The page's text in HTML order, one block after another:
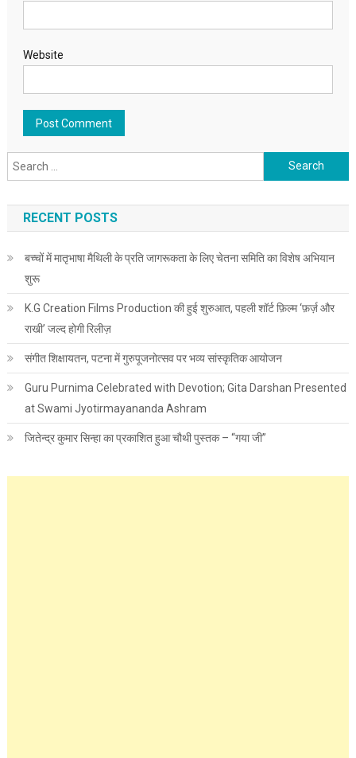
Website
Search for:
RECENT POSTS
बच्चों में मातृभाषा मैथिली के प्रति जागरूकता के लिए चेतना समिति का विशेष अभियान
शुरू
K.G Creation Films Production की हुई शुरुआत, पहली शॉर्ट फ़िल्म ‘फ़र्ज़ और
राखी’ जल्द होगी रिलीज़
संगीत शिक्षायतन, पटना में गुरुपूजनोत्सव पर भव्य सांस्कृतिक आयोजन
Guru Purnima Celebrated with Devotion; Gita Darshan Presented
at Swami Jyotirmayananda Ashram
जितेन्द्र कुमार सिन्हा का प्रकाशित हुआ चौथी पुस्तक – “गया जी”